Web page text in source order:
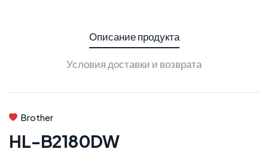
Описание продукта
Условия доставки и возврата
Brother
HL-B2180DW